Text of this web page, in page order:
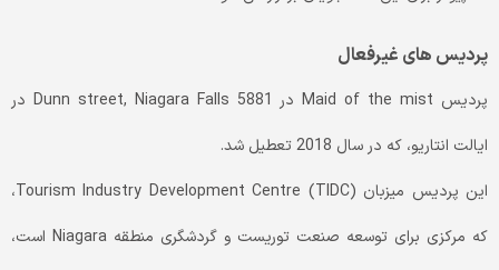
پردیس های غیرفعال
پردیس Maid of the mist در 5881 Dunn street, Niagara Falls در
ایالت انتاریو، که در سال 2018 تعطیل شد.
این پردیس میزبان (Tourism Industry Development Centre (TIDC،
که مرکزی برای توسعه صنعت توریست و گردشگری منطقه Niagara است،